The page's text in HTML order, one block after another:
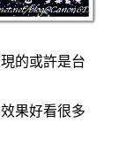
的或許是台
果好看很多